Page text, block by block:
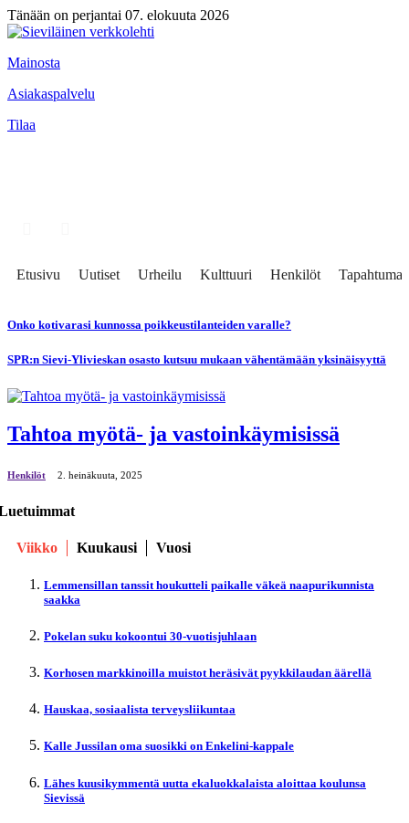
Tänään on perjantai 07. elokuuta 2026
Mainosta
Asiakaspalvelu
Tilaa
Etusivu Uutiset Urheilu Kulttuuri Henkilöt Tapahtumat
Onko kotivarasi kunnossa poikkeustilanteiden varalle?
SPR:n Sievi-Ylivieskan osasto kutsuu mukaan vähentämään yksinäisyyttä
Tahtoa myötä- ja vastoinkäymisissä
Henkilöt 2. heinäkuuta, 2025
Viikko Kuukausi Vuosi
Lemmensillan tanssit houkutteli paikalle väkeä naapurikunnista
saakka
Pokelan suku kokoontui 30-vuotisjuhlaan
Korhosen markkinoilla muistot heräsivät pyykkilaudan äärellä
Hauskaa, sosiaalista terveysliikuntaa
Kalle Jussilan oma suosikki on Enkelini-kappale
Lähes kuusikymmentä uutta ekaluokkalaista aloittaa koulunsa
Sievissä